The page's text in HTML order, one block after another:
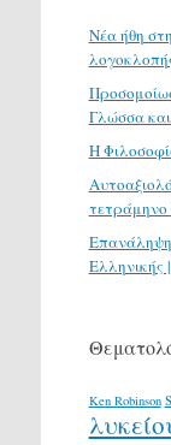
Νέα ήθη
Γλώσσα
H
τετράμηνο
Επανάληψη
Ελληνικής
Ken Robinson